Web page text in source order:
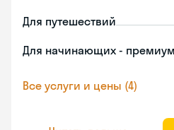
Для путешествий
Для начинающих - премиум
Все услуги и цены (4)